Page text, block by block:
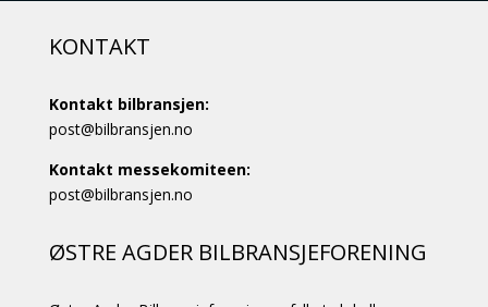
KONTAKT
Kontakt bilbransjen:
post@bilbransjen.no
Kontakt messekomiteen:
post@bilbransjen.no
ØSTRE AGDER BILBRANSJEFORENING